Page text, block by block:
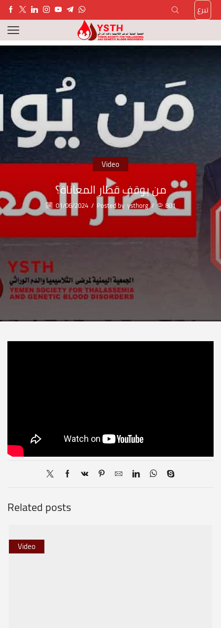
تبرع
Video
من يوقف قطار المعاناة؟
01/06/2024 / Posted by ysthorg / 801
Related posts
Video